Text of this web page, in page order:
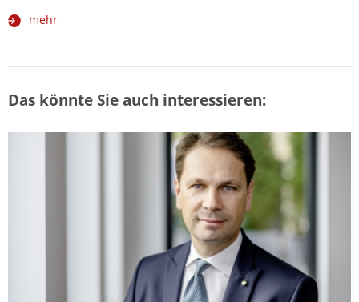
mehr
Das könnte Sie auch interessieren: